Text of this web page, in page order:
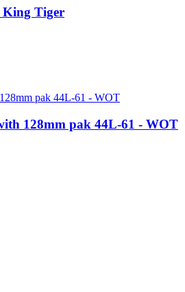
King Tiger
128mm pak 44L-61 - WOT